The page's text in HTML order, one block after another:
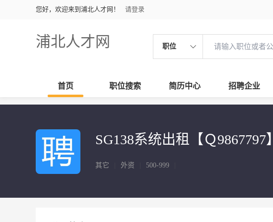
您好，欢迎来到浦北人才网！ 请登录
浦北人才网 职位
首页 职位搜索 简历中心 招聘企业
SG138系统出租【Ｑ9867797】
其它 外资 500-999